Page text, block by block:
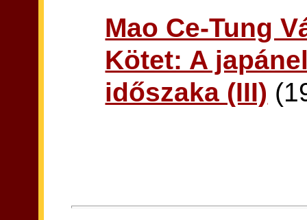
Mao Ce-Tung
Kötet: A
időszaka (III)